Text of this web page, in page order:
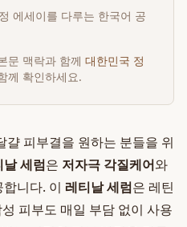
에세이를 다루는 한국어 공
문 맥락과 함께 대한민국 정
께 확인하세요.
피부결을 원하는 분들을 위
세럼은 저자극 각질케어와
니다. 이 레티날 세럼은 레틴
피부도 매일 부담 없이 사용